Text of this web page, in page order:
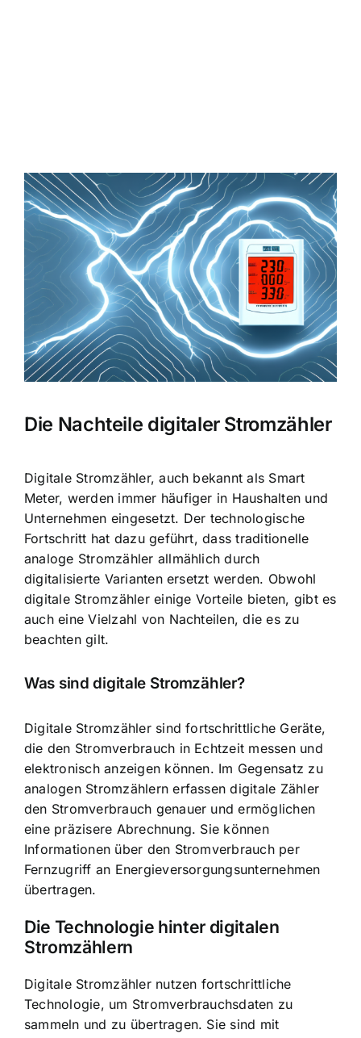
Zeige
grösseres
Bild
Die Nachteile digitaler Stromzähler
Digitale Stromzähler, auch bekannt als Smart
Meter, werden immer häufiger in Haushalten und
Unternehmen eingesetzt. Der technologische
Fortschritt hat dazu geführt, dass traditionelle
analoge Stromzähler allmählich durch
digitalisierte Varianten ersetzt werden. Obwohl
digitale Stromzähler einige Vorteile bieten, gibt es
auch eine Vielzahl von Nachteilen, die es zu
beachten gilt.
Was sind digitale Stromzähler?
Digitale Stromzähler sind fortschrittliche Geräte,
die den Stromverbrauch in Echtzeit messenund
elektronisch anzeigen können. Im Gegensatz zu
analogen Stromzählern erfassen digitale Zähler
den Stromverbrauch genauer und ermöglichen
eine präzisere Abrechnung. Sie können
Informationen über den Stromverbrauch per
Fernzugriff an Energieversorgungsunternehmen
übertragen.
Die Technologie hinter digitalen
Stromzählern
Digitale Stromzähler nutzen fortschrittliche
Technologie, um Stromverbrauchsdaten zu
sammeln und zu übertragen. Sie sind mit